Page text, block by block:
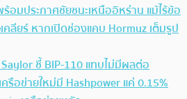
อมประกาศชัยชนะเหนืออิหร่าน แม้ไร้ข้อ
คลียร์ หากเปิดช่องแคบ Hormuz เต็มรูป
ชี้ BIP-110 แทบไม่มีผลต่อ
รือข่ายใหม่มี Hashpower แค่ 0.15%